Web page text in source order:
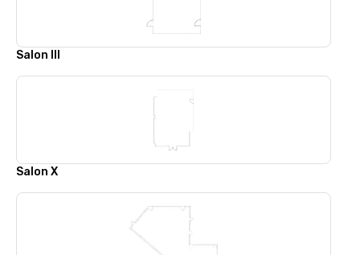
Salon lll
Salon X